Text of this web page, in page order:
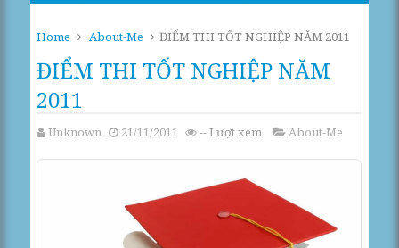
Home About-Me ĐIỂM THI TỐT NGHIỆP NĂM 2011
ĐIỂM THI TỐT NGHIỆP NĂM
2011
Unknown 21/11/2011 --Lượt xem About-Me